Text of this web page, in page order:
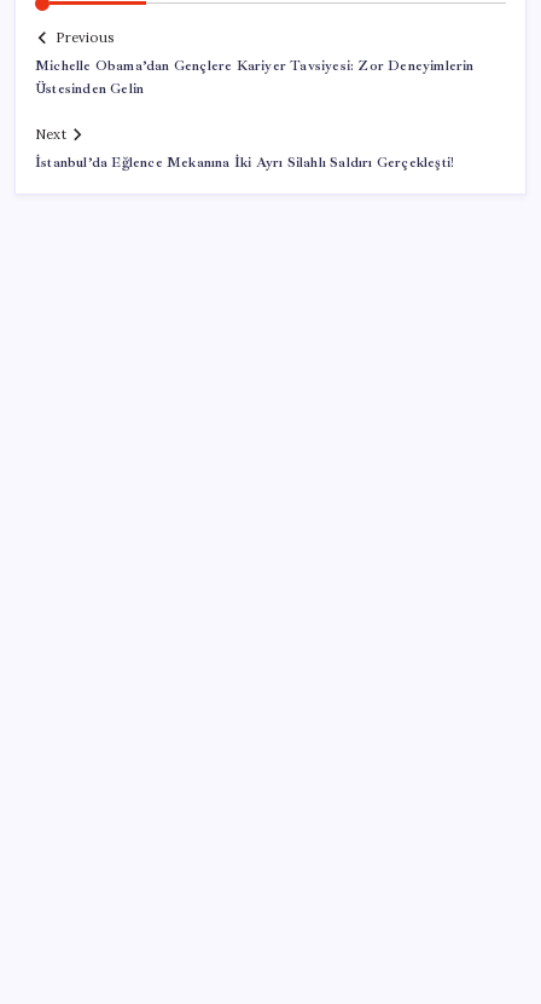
Previous
Michelle Obama’dan Gençlere Kariyer Tavsiyesi: Zor Deneyimlerin
Üstesinden Gelin
Next
İstanbul’da Eğlence Mekanına İki Ayrı Silahlı Saldırı Gerçekleşti!